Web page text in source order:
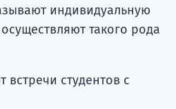
индивидуальную
такого рода
встречи студентов с